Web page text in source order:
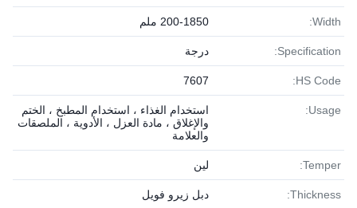
Width: 200-1850 ملم
Specification: درجة
HS Code:
7607
Usage:
استخدام الغذاء ، استخدام المطبخ ، الختم
والإغلاق ، مادة العزل ، الأدوية ، الملصقات
والعلامة
Temper: لين
Thickness: دبل زيرو فويل